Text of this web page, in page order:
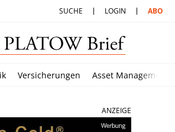
SUCHE LOGIN ABO
Versicherungen Asset Management
ANZEIGE